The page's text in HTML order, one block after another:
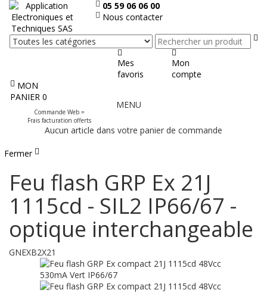
05 59 06 06 00
Nous contacter
Mes
favoris
Mon
compte
MON
PANIER 0
Commande Web =
Frais facturation offerts
le
MENU
Aucun article dans votre panier de commande
Fermer
Feu flash GRP Ex 21J
1115cd - SIL2 IP66/67 -
optique interchangeable
GNEXB2X21